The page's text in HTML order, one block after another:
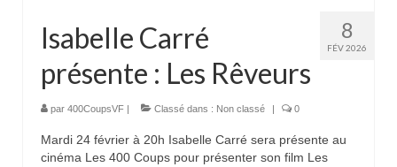
8
FÉV 2026
Isabelle Carré
présente : Les Rêveurs
par 400CoupsVF Classé dans : Non classé 0
Mardi 24 février à 20h Isabelle Carré sera présente au
cinéma Les 400 Coups pour présenter son film Les